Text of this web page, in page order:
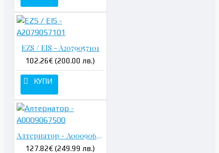
EZS / EIS - A2079057101
102.26€ (200.00 лв.)
КУПИ
Алтернатор - A0009067500
127.82€ (249.99 лв.)